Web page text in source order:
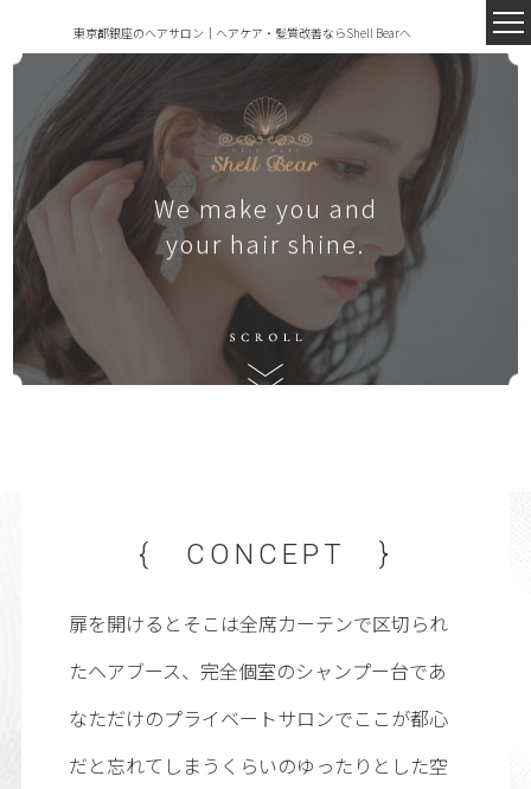
東京都銀座のヘアサロン｜ヘアケア・髪質改善ならShell Bearへ
We make you and
your hair shine.
{ CONCEPT }
扉を開けるとそこは全席カーテンで区切られ
たヘアブース、完全個室のシャンプー台であ
なただけのプライベートサロンでここが都心
だと忘れてしまうくらいのゆったりとした空